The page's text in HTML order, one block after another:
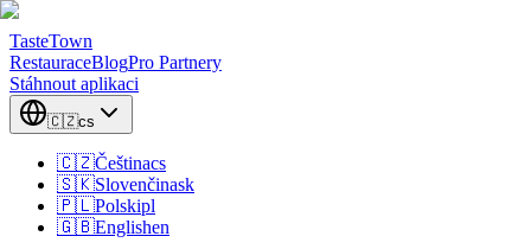
TasteTown
RestauraceBlogPro Partnery
Stáhnout aplikaci
🇨🇿cs
🇨🇿Češtinacs
🇸🇰Slovenčinask
🇵🇱Polskipl
🇬🇧Englishen